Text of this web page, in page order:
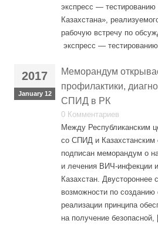
экспресс —
Казахстана»,
рабочую встречу по
экспресс —
2017
January 12
Меморандум
профилактики,
СПИД в РК
0 Комментариев
Между Республиканским
со СПИД и
подписан меморандум о
и лечения ВИЧ-инфекции
Казахстан. Двустороннее
возможности по
реализации принципа
на получение